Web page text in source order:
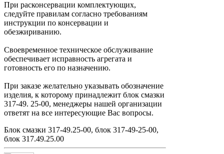
При расконсервации комплектующих,
следуйте правилам согласно требованиям
инструкции по консервации и
обезжириванию.
Своевременное техническое обслуживание
обеспечивает исправность агрегата и
готовность его по назначению.
При заказе желательно указывать обозначение
изделия, к которому принадлежит блок смазки
317-49. 25-00, менеджеры нашей организации
ответят на все интересующие Вас вопросы.
Блок смазки 317-49.25-00, блок 317-49-25-00,
блок 317.49.25.00